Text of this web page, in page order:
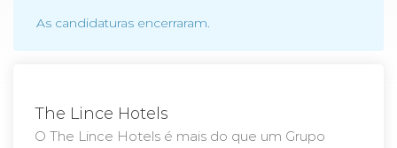
As candidaturas encerraram.
The Lince Hotels
O The Lince Hotels é mais do que um Grupo